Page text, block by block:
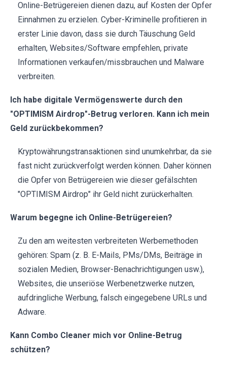
Online-Betrügereien dienen dazu, auf Kosten der Opfer
Einnahmen zu erzielen. Cyber-Kriminelle profitieren in
erster Linie davon, dass sie durch Täuschung Geld
erhalten, Websites/Software empfehlen, private
Informationen verkaufen/missbrauchen und Malware
verbreiten.
Ich habe digitale Vermögenswerte durch den
"OPTIMISM Airdrop"-Betrug verloren. Kann ich mein
Geld zurückbekommen?
Kryptowährungstransaktionen sind unumkehrbar, da sie
fast nicht zurückverfolgt werden können. Daher können
die Opfer von Betrügereien wie dieser gefälschten
"OPTIMISM Airdrop" ihr Geld nicht zurückerhalten.
Warum begegne ich Online-Betrügereien?
Zu den am weitesten verbreiteten Werbemethoden
gehören: Spam (z. B. E-Mails, PMs/DMs, Beiträge in
sozialen Medien, Browser-Benachrichtigungen usw.),
Websites, die unseriöse Werbenetzwerke nutzen,
aufdringliche Werbung, falsch eingegebene URLs und
Adware.
Kann Combo Cleaner mich vor Online-Betrug
schützen?